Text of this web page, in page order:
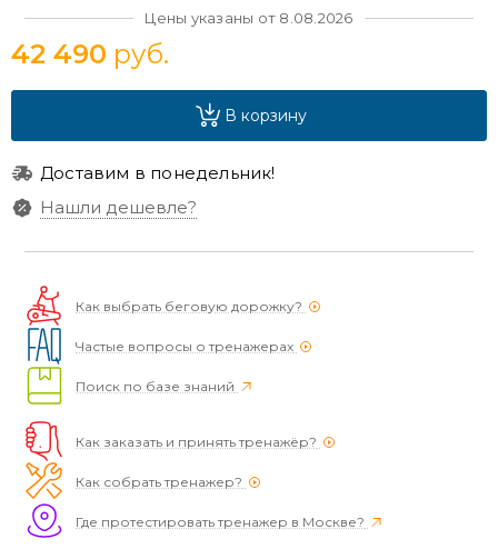
Цены указаны от 8.08.2026
42 490 руб.
В корзину
Доставим в понедельник!
Нашли дешевле?
Как выбрать беговую дорожку?
Частые вопросы о тренажерах
Поиск по базе знаний
Как заказать и принять тренажёр?
Как собрать тренажер?
Где протестировать тренажер в Москве?